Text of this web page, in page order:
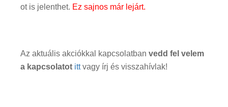
ot is jelenthet. Ez sajnos már lejárt.
Az aktuális akciókkal kapcsolatban vedd fel velem
a kapcsolatot ittvagy írj és visszahívlak!